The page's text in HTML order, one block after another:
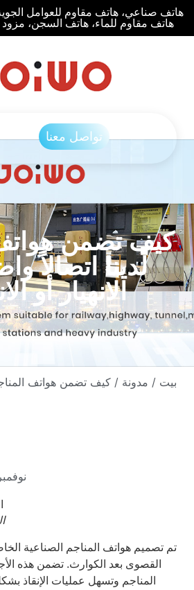
هاتف صناعي، هاتف مقاوم للعوامل
هاتف مقاوم للماء، هاتف السجن،
تواصل معنا
كيف تضمن
لدينا اتصالاً
الانهيار أو
بيت / مدونة / كيف تضمن هواتف
تم تصميم هواتف المناجم الصناعية
القصوى بعد الكوارث. تضمن هذه
المناجم وتسهل عمليات الإنقاذ